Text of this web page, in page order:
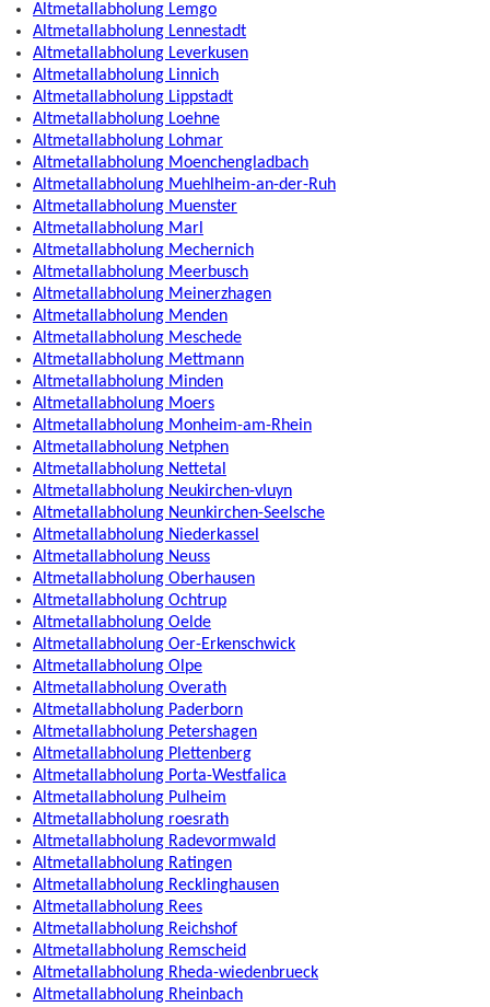
Altmetallabholung Lemgo
Altmetallabholung Lennestadt
Altmetallabholung Leverkusen
Altmetallabholung Linnich
Altmetallabholung Lippstadt
Altmetallabholung Loehne
Altmetallabholung Lohmar
Altmetallabholung Moenchengladbach
Altmetallabholung Muehlheim-an-der-Ruh
Altmetallabholung Muenster
Altmetallabholung Marl
Altmetallabholung Mechernich
Altmetallabholung Meerbusch
Altmetallabholung Meinerzhagen
Altmetallabholung Menden
Altmetallabholung Meschede
Altmetallabholung Mettmann
Altmetallabholung Minden
Altmetallabholung Moers
Altmetallabholung Monheim-am-Rhein
Altmetallabholung Netphen
Altmetallabholung Nettetal
Altmetallabholung Neukirchen-vluyn
Altmetallabholung Neunkirchen-Seelsche
Altmetallabholung Niederkassel
Altmetallabholung Neuss
Altmetallabholung Oberhausen
Altmetallabholung Ochtrup
Altmetallabholung Oelde
Altmetallabholung Oer-Erkenschwick
Altmetallabholung Olpe
Altmetallabholung Overath
Altmetallabholung Paderborn
Altmetallabholung Petershagen
Altmetallabholung Plettenberg
Altmetallabholung Porta-Westfalica
Altmetallabholung Pulheim
Altmetallabholung roesrath
Altmetallabholung Radevormwald
Altmetallabholung Ratingen
Altmetallabholung Recklinghausen
Altmetallabholung Rees
Altmetallabholung Reichshof
Altmetallabholung Remscheid
Altmetallabholung Rheda-wiedenbrueck
Altmetallabholung Rheinbach